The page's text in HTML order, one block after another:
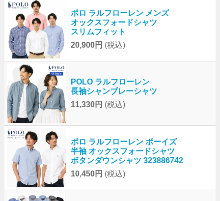
ポロ ラルフローレン メンズ
オックスフォードシャツ
スリムフィット
20,900円 (税込)
POLO ラルフローレン
長袖シャンブレーシャツ
11,330円 (税込)
ポロ ラルフローレン ボーイズ
半袖 オックスフォードシャツ
ボタンダウンシャツ 323886742
10,450円 (税込)